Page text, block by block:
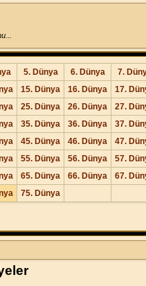
5. Dünya 6. Dünya 7.
15. Dünya 16. Dünya 17.
25. Dünya 26. Dünya 27.
35. Dünya 36. Dünya 37.
45. Dünya 46. Dünya 47.
55. Dünya 56. Dünya 57.
65. Dünya 66. Dünya 67.
75. Dünya